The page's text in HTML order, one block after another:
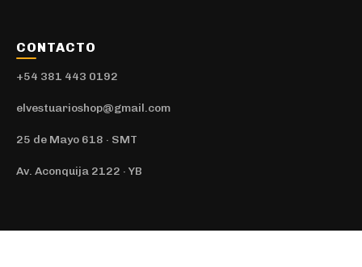
CONTACTO
+54 381 443 0192
elvestuarioshop@gmail.com
25 de Mayo 618 · SMT
Av. Aconquija 2122 · YB